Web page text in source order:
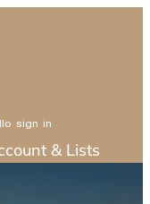
sign in
& Lists